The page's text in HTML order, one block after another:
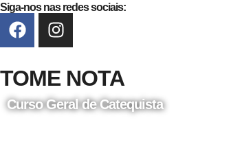
Siga-nos nas redes sociais:
TOME NOTA
Curso Geral de Catequista